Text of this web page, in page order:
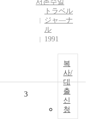
서촌수일
トラベル
ジャ―ナ
ル
1991
복
사/
대
출
신
청
3